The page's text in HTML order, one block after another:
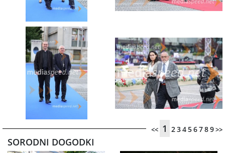
<< 1 23456789>>
SORODNI DOGODKI